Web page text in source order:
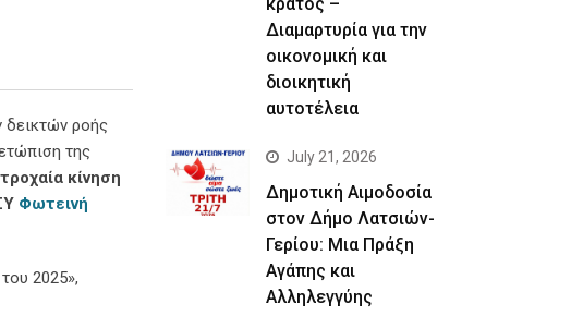
δεικτών ροής
της
κίνηση
Φωτεινή
2025»,
Διαμαρτυρία για την
οικονομική και
διοικητική
αυτοτέλεια
July 21, 2026
Δημοτική Αιμοδοσία
στον Δήμο Λατσιών-
Γερίου: Μια Πράξη
Αγάπης και
Αλληλεγγύης